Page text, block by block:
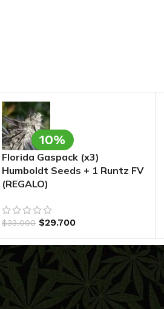
10%
Florida Gaspack (x3)
Humboldt Seeds + 1 Runtz FV
(REGALO)
$33.000 $29.700